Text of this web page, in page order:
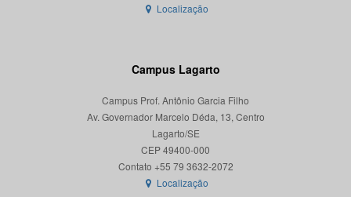
Localização
Campus Lagarto
Campus Prof. Antônio Garcia Filho
Av. Governador Marcelo Déda, 13, Centro
Lagarto/SE
CEP 49400-000
Localização